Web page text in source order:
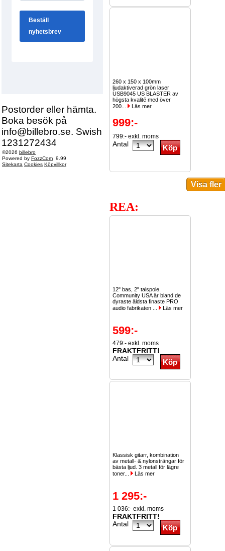
Postorder eller hämta.
Boka besök på
info@billebro.se. Swish
1231272434
©2026 billebro
Powered by FozzCom 9.99
Sitekarta Cookies Köpvillkor
260 x 150 x 100mm
ljudaktiverad grön laser
USB9045 US BLASTER av
högsta kvalité med över
200...
Läs mer
999:-
799:- exkl. moms
Antal
REA:
12" bas, 2" talspole.
Community USA är bland de
dyraste äldsta finaste PRO
audio fabrikaten ...
Läs mer
599:-
479:- exkl. moms
FRAKTFRITT!
Antal
Klassisk gitarr, kombination
av metall- & nylonsträngar för
bästa ljud. 3 metall för lägre
toner...
Läs mer
1 295:-
1 036:- exkl. moms
FRAKTFRITT!
Antal